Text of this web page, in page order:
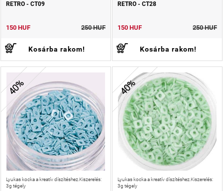
RETRO - CT09
150 HUF 250 HUF
Kosárba rakom!
RETRO - CT28
150 HUF 250 HUF
Kosárba rakom!
40%
Lyukas kocka a kreatív díszítéshez.Kiszerelés:
3g tégely
40%
Lyukas kocka a kreatív díszítéshez.Kiszerelés:
3g tégely